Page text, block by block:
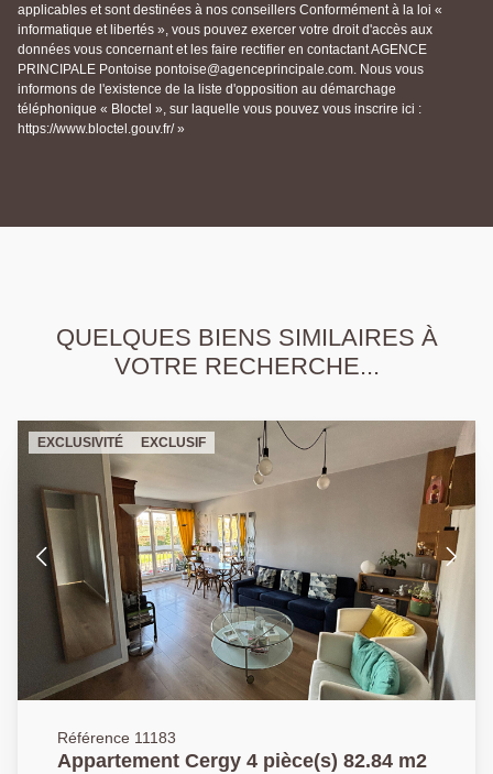
applicables et sont destinées à nos conseillers Conformément à la loi «
informatique et libertés », vous pouvez exercer votre droit d'accès aux
données vous concernant et les faire rectifier en contactant AGENCE
PRINCIPALE Pontoise pontoise@agenceprincipale.com. Nous vous
informons de l'existence de la liste d'opposition au démarchage
téléphonique « Bloctel », sur laquelle vous pouvez vous inscrire ici :
https://www.bloctel.gouv.fr/ »
QUELQUES BIENS SIMILAIRES À
VOTRE RECHERCHE...
EXCLUSIVITÉ EXCLUSIF
Référence 11183
Appartement Cergy 4 pièce(s) 82.84 m2